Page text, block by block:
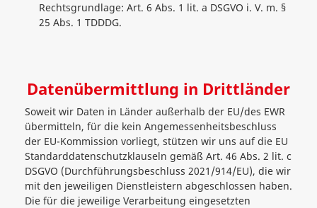
Rechtsgrundlage: Art. 6 Abs. 1 lit. a DSGVO i. V. m. §
25 Abs. 1 TDDDG.
Datenübermittlung in Drittländer
Soweit wir Daten in Länder außerhalb der EU/des EWR
übermitteln, für die kein Angemessenheitsbeschluss
der EU-Kommission vorliegt, stützen wir uns auf die EU
Standarddatenschutzklauseln gemäß Art. 46 Abs. 2 lit. c
DSGVO (Durchführungsbeschluss 2021/914/EU), die wir
mit den jeweiligen Dienstleistern abgeschlossen haben.
Die für die jeweilige Verarbeitung eingesetzten